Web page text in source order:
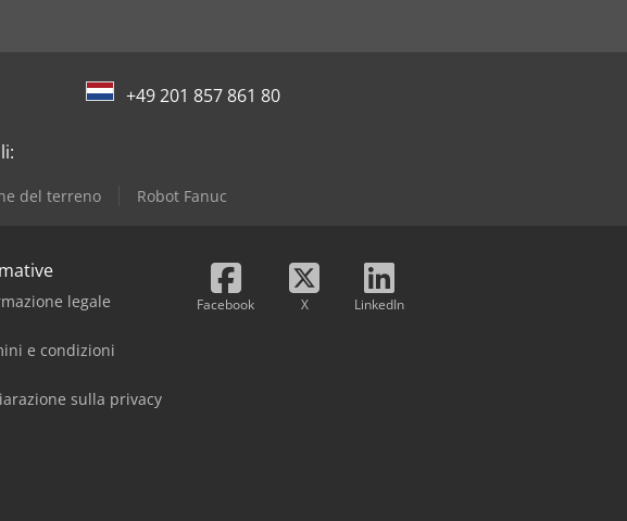
+49 201 857 861 80
del terreno Robot Fanuc
legale
e condizioni
sulla privacy
Facebook X LinkedIn